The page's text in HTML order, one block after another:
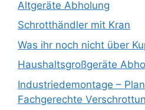
Altgeräte Abholung
Schrotthändler mit Kran
Was ihr noch nicht über
Haushaltsgroßgeräte
Industriedemontage –
Fachgerechte